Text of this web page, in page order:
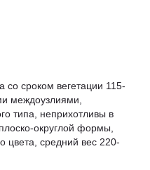
со сроком вегетации 115-
междоузлиями,
типа, неприхотливы в
округлой формы,
цвета, средний вес 220-